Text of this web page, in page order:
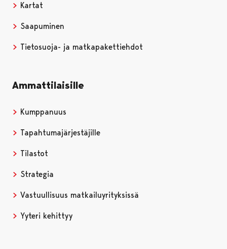
Kartat
Saapuminen
Tietosuoja- ja matkapakettiehdot
Ammattilaisille
Kumppanuus
Tapahtumajärjestäjille
Tilastot
Strategia
Vastuullisuus matkailuyrityksissä
Yyteri kehittyy